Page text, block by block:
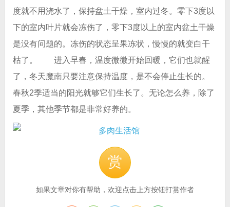
度就不用浇水了，保持盆土干燥，室内过冬。零下3度以
下的室内叶片就会冻伤了，零下3度以上的室内盆土干燥
是没有问题的。冻伤的状态呈果冻状，慢慢的就变白干
枯了。 进入早春，温度微微开始回暖，它们也就醒
了，冬天魔南只要注意保持温度，是不会停止生长的。
春秋2季适当的阳光就够它们生长了。无论怎么养，除了
夏季，其他季节都是非常好养的。
赏
如果文章对你有帮助，欢迎点击上方按钮打赏作者